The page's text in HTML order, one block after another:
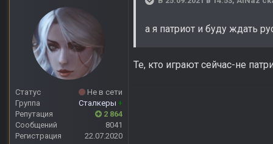
Статус
Не в сети
Группа
Сталкеры +
Репутация
2 864
Сообщений
8041
Регистрация
22.07.2020
а я патриот и буду ждать
Те, кто играют сейчас-не